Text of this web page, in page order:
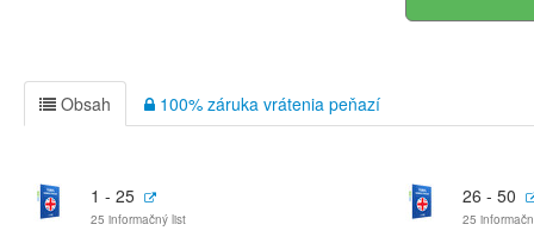
Obsah 100% záruka vrátenia peňazí
1 - 25
25 informačný list
26 - 50
25